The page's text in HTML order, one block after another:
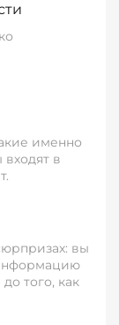
именно
входят в
вы
того, как